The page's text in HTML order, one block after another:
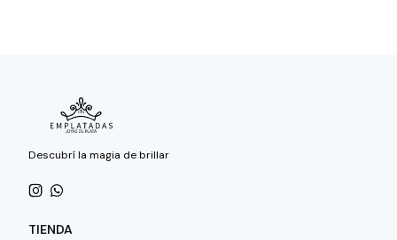
Descubrí la magia de brillar
TIENDA